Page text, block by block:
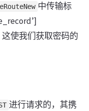
中传输标
使我们获取密码的
进行请求的，其携